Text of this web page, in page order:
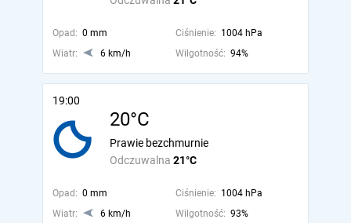
Opad: 0 mm Ciśnienie: 1004 hPa
Wiatr:
6 km/h Wilgotność: 94%
19:00
20°C
Odczuwalna 21°C
Prawie bezchmurnie
Opad: 0 mm Ciśnienie: 1004 hPa
Wiatr:
6 km/h Wilgotność: 93%